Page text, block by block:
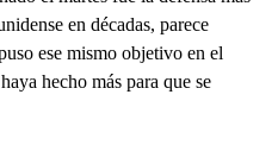
en décadas, parece
ese mismo objetivo en el
hecho más para que se